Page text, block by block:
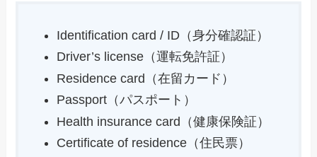
Identification card / ID（身分確認証）
Driver’s license（運転免許証）
Residence card（在留カード）
Passport（パスポート）
Health insurance card（健康保険証）
Certificate of residence（住民票）